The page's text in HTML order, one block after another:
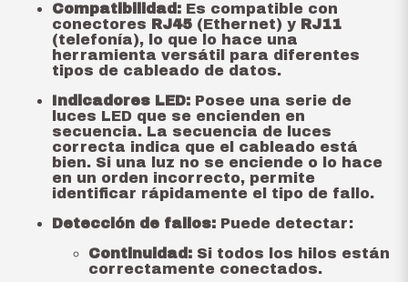
Compatibilidad:Es compatible con
conectores RJ45(Ethernet) y RJ11
(telefonía), lo que lo hace una
herramienta versátil para diferentes
tipos de cableado de datos.
Indicadores LED:Posee una serie de
luces LED que se encienden en
secuencia. La secuencia de luces
correcta indica que el cableado está
bien. Si una luz no se enciende o lo hace
en un orden incorrecto, permite
identificar rápidamente el tipo de fallo.
Detección de fallos:Puede detectar:
Continuidad:Si todos los hilos están
correctamente conectados.